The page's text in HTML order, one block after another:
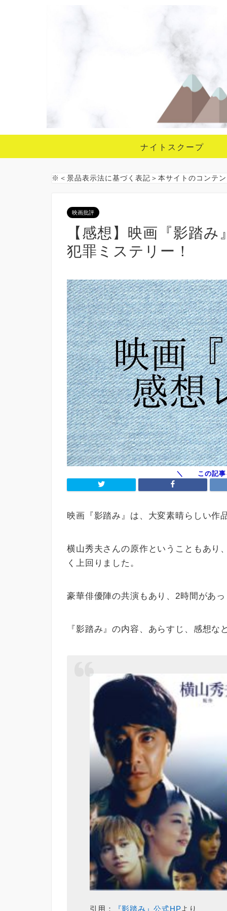
ナイトスクープ
※＜景品表示法に基づく表記＞本サイトのコンテ
映画批評
【感想】映画『影踏
犯罪ミステリー！
映画『影踏み』は、大変素晴らしい作
横山秀夫さんの原作ということもあり
く上回りました。
豪華俳優陣の共演もあり、2時間があ
『影踏み』の内容、あらすじ、感想
引用： 『影踏み』公式HPより